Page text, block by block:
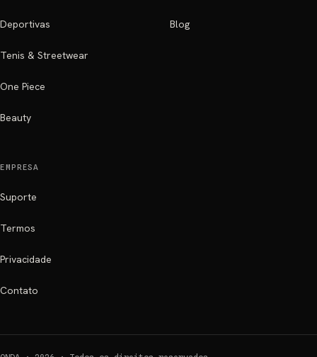
Deportivas
Tenis & Streetwear
One Piece
Beauty
Blog
EMPRESA
Suporte
Termos
Privacidade
Contato